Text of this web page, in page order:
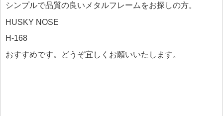
シンプルで品質の良いメタルフレームをお探しの方。
HUSKY NOSE
H-168
おすすめです。どうぞ宜しくお願いいたします。